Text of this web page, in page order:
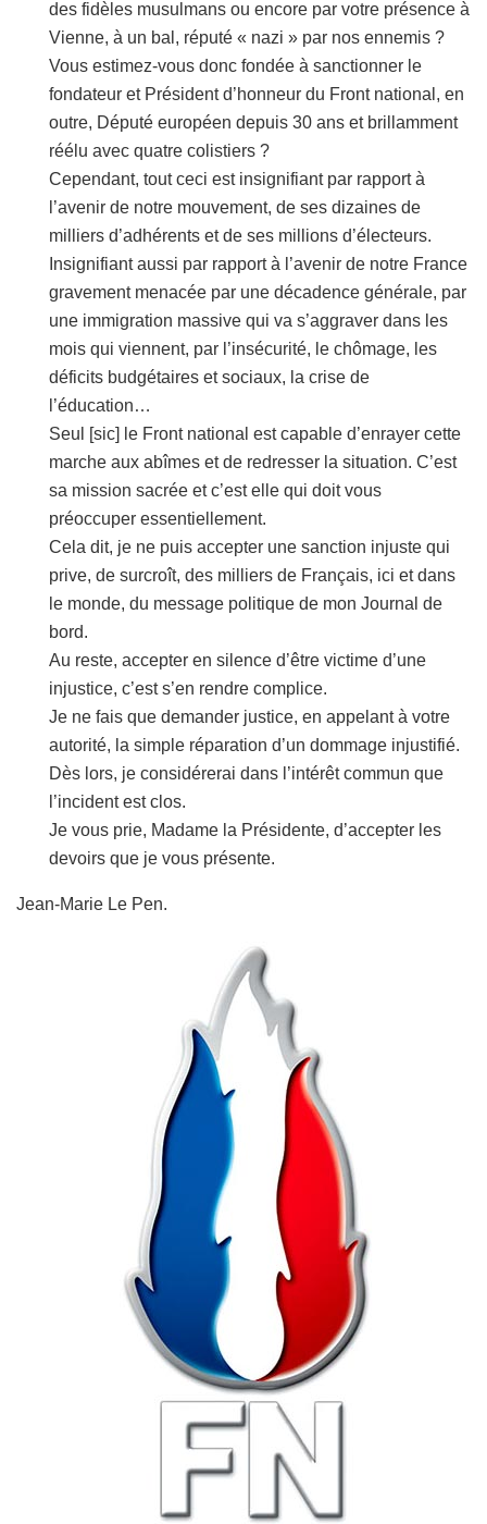
des fidèles musulmans ou encore par votre présence à
Vienne, à un bal, réputé « nazi » par nos ennemis ?
Vous estimez-vous donc fondée à sanctionner le
fondateur et Président d’honneur du Front national, en
outre, Député européen depuis 30 ans et brillamment
réélu avec quatre colistiers ?
Cependant, tout ceci est insignifiant par rapport à
l’avenir de notre mouvement, de ses dizaines de
milliers d’adhérents et de ses millions d’électeurs.
Insignifiant aussi par rapport à l’avenir de notre France
gravement menacée par une décadence générale, par
une immigration massive qui va s’aggraver dans les
mois qui viennent, par l’insécurité, le chômage, les
déficits budgétaires et sociaux, la crise de
l’éducation…
Seul [sic] le Front national est capable d’enrayer cette
marche aux abîmes et de redresser la situation. C’est
sa mission sacrée et c’est elle qui doit vous
préoccuper essentiellement.
Cela dit, je ne puis accepter une sanction injuste qui
prive, de surcroît, des milliers de Français, ici et dans
le monde, du message politique de mon Journal de
bord.
Au reste, accepter en silence d’être victime d’une
injustice, c’est s’en rendre complice.
Je ne fais que demander justice, en appelant à votre
autorité, la simple réparation d’un dommage injustifié.
Dès lors, je considérerai dans l’intérêt commun que
l’incident est clos.
Je vous prie, Madame la Présidente, d’accepter les
devoirs que je vous présente.
Jean-Marie Le Pen.